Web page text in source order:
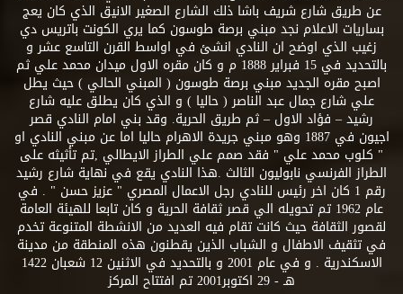
عن طريق شارع شريف باشا ذلك الشارع الصغير الانيق الذي كان يعج
بساريات الاعلام نجد مبني برصة طوسون كما يري الكونت باتريس دي
زغيب الذي اوضح ان النادي انشئ في اواسط القرن التاسع عشر و
بالتحديد في 15 فبراير 1888 م و كان مقره الاول ميدان محمد علي ثم
اصبح مقره الجديد مبني برصة طوسون ( المبني الحالي ) حيث يطل
علي شارع جمال عبد الناصر ( حاليا ) و الذي كان يطلق عليه شارع
رشيد – فؤاد الاول – ثم طريق الحرية. وقد بني امام النادي قصر
اجيون في 1887 وهو مبني جريدة الاهرام حاليا اما عن مبني النادي او
" كلوب محمد علي " فقد صمم علي الطراز الايطالي ,تم تأثيثه على
الطراز الفرنسي نابوليون الثالث .هذا النادي يقع في نهاية شارع رشيد
رقم 1 كان اخر رئيس للنادي رجل الاعمال المصري " عزيز حسن " . في
عام 1962 تم تحويله الي قصر ثقافة الحرية و كان تابعا للهيئة العامة
لقصور الثقافة حيث كانت تقام فيه العديد من الانشطة المتنوعة تخدم
في تثقيف الاطفال و الشباب الذين يقطنون هذه المنطقة من مدينة
الاسكندرية . و في عام 2001 و بالتحديد في الاثنين 12 شعبان 1422
هـ - 29 اكتوبر2001 تم افتتاح المركز